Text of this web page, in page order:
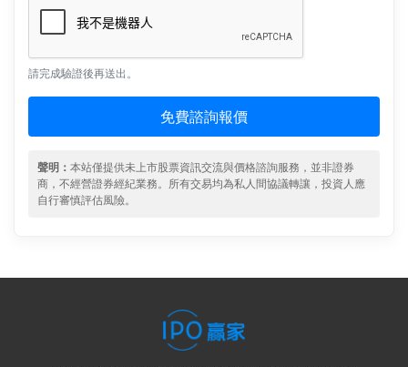
請完成驗證後再送出。
免費諮詢報價
聲明： 本站僅提供未上市股票資訊交流與價格諮詢服務，並非證券
商，不經營證券經紀業務。所有交易均為私人間協議轉讓，投資人應
自行審慎評估風險。